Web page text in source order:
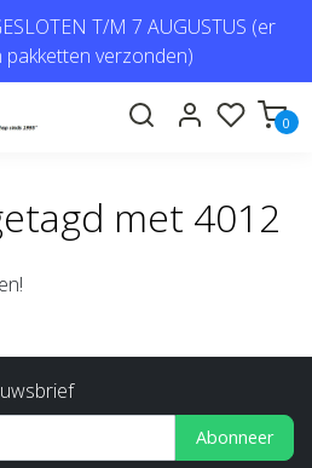
T/M 7 AUGUSTUS (er
verzonden)
0
met 4012
Abonneer